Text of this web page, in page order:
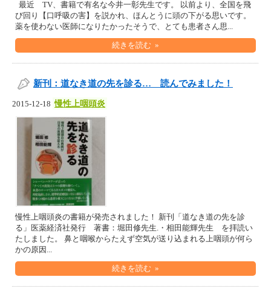
最近 TV、書籍で有名な今井一彰先生です。 以前より、全国を飛
び回り【口呼吸の害】を説かれ、ほんとうに頭の下がる思いです。
薬を使わない医師になりたかったそうで、とても患者さん思...
続きを読む »
新刊：道なき道の先を診る… 読んでみました！
2015-12-18 慢性上咽頭炎
慢性上咽頭炎の書籍が発売されました！ 新刊「道なき道の先を診
る」医薬経済社発行 著書：堀田修先生.・相田能輝先生 を拝読い
たしました。 鼻と咽喉からたえず空気が送り込まれる上咽頭が何ら
かの原因...
続きを読む »